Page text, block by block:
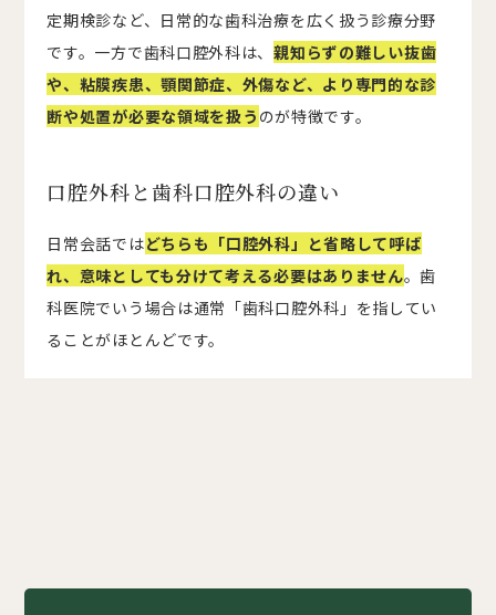
定期検診など、日常的な歯科治療を広く扱う診療分野
です。一方で歯科口腔外科は、親知らずの難しい抜歯
や、粘膜疾患、顎関節症、外傷など、より専門的な診
断や処置が必要な領域を扱う のが特徴です。
口腔外科と歯科口腔外科の違い
日常会話ではどちらも「口腔外科」と省略して呼ば
れ、意味としても分けて考える必要はありません。歯
科医院でいう場合は通常「歯科口腔外科」を指してい
ることがほとんどです。